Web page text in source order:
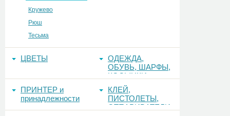
Кружево
Рюш
Тесьма
ЦВЕТЫ
ОДЕЖДА,
ОБУВЬ, ШАРФЫ,
КОСЫНКИ
ПРИНТЕР и
принадлежности
КЛЕЙ,
ПИСТОЛЕТЫ,
ОТПАРИВАТЕЛИ